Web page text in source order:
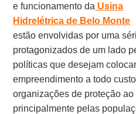
e funcionamento da Usina
Hidrelétrica de Belo Monte
estão envolvidas por uma
protagonizados de um lado
políticas que desejam
empreendimento a todo
organizações de proteção
principalmente pelas